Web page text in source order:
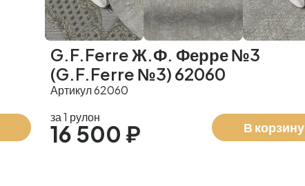
G.F.Ferre Ж.Ф. Ферре №3
(G.F.Ferre №3) 62060
Артикул 62060
за 1 рулон
16 500 ₽ В корзину